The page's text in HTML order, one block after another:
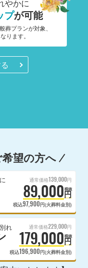
やかに
プが可能
葬プランが対象、
ります。
望の方へ
通常価格139,000円
89,000円
税抜
税込97,900円(火葬料金別)
れ 通常価格229,000円
179,000円
税抜
税込196,900円(火葬料金別)